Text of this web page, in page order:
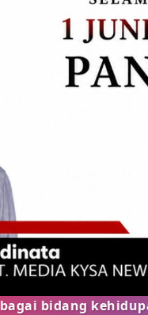
kehidupan